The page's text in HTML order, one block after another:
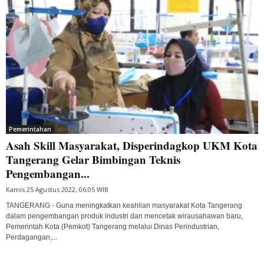
Pemerintahan
Asah Skill Masyarakat, Disperindagkop UKM Kota
Tangerang Gelar Bimbingan Teknis
Pengembangan...
Kamis 25 Agustus 2022, 06:05 WIB
TANGERANG - Guna meningkatkan keahlian masyarakat Kota Tangerang
dalam pengembangan produk industri dan mencetak wirausahawan baru,
Pemerintah Kota (Pemkot) Tangerang melalui Dinas Perindustrian,
Perdagangan,...